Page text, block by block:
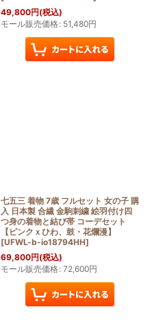
49,800円(税込)
モール販売価格: 51,480円
七五三 着物 7歳 フルセット 女の子 購
入 日本製 合繊 金駒刺繍 絵羽付け四
つ身の着物と結び帯 コーデセット
【ピンクｘひわ、鼓・花爛漫】
[UFWL-b-io18794HH]
69,800円(税込)
モール販売価格: 72,600円